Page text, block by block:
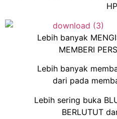
Lebih banyak
MEMBERI
Lebih banyak
dari pada
Lebih sering buka
BERLUTUT